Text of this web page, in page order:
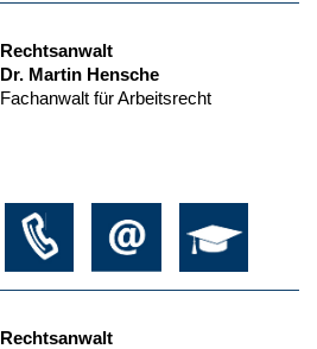
Rechtsanwalt
Dr. Martin Hensche
Fachanwalt für Arbeitsrecht
Rechtsanwalt